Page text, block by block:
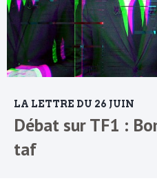
LA LETTRE DU 26 JUIN
Débat sur TF1 :
taf